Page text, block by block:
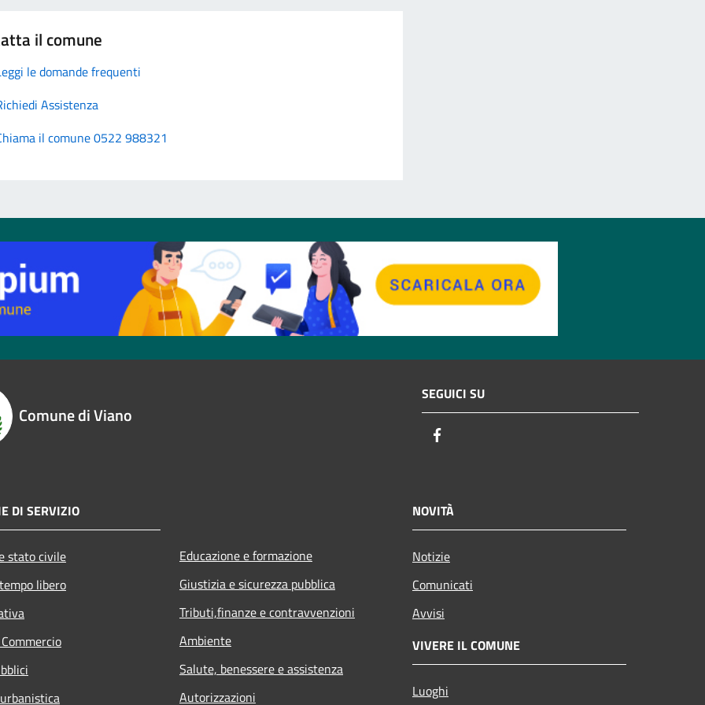
il comune
le domande frequenti
Assistenza
il comune 0522 988321
Comune di Viano
SEGUICI SU
DI SERVIZIO
stato civile
libero
Educazione e formazione
Giustizia e sicurezza pubblica
Tributi,finanze e contravvenzioni
Ambiente
Salute, benessere e assistenza
Autorizzazioni
NOVITÀ
Notizie
Comunicati
Avvisi
VIVERE IL COMUNE
Luoghi